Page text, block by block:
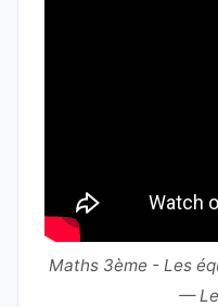
Maths 3ème - Les
—